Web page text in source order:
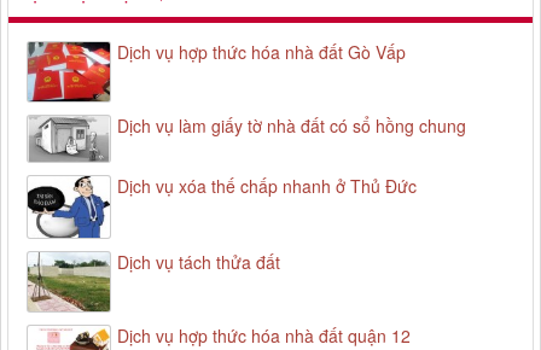
Dịch vụ hợp thức hóa nhà đất Gò Vấp
Dịch vụ làm giấy tờ nhà đất có sổ hồng chung
Dịch vụ xóa thế chấp nhanh ở Thủ Đức
Dịch vụ tách thửa đất
Dịch vụ hợp thức hóa nhà đất quận 12